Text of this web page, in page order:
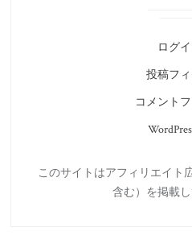
ログ
投稿フ
コメント
このサイトはアフィリエイト
含む）を掲載し